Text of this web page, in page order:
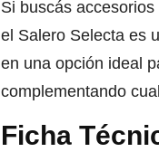
Si buscás
el Salero Selecta es
en una opción ideal
complementando
Ficha